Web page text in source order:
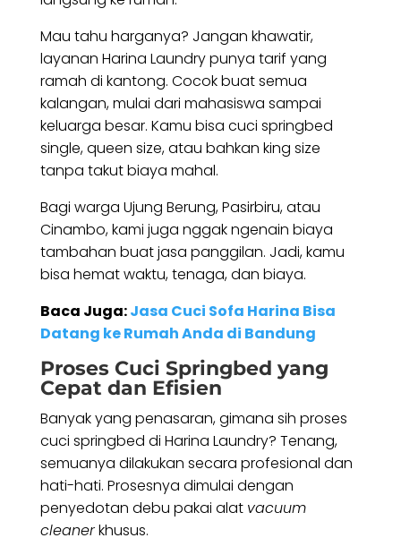
Mau tahu harganya? Jangan khawatir,
layanan Harina Laundry punya tarif yang
ramah di kantong. Cocok buat semua
kalangan, mulai dari mahasiswa sampai
keluarga besar. Kamu bisa cuci springbed
single, queen size, atau bahkan king size
tanpa takut biaya mahal.
Bagi warga Ujung Berung, Pasirbiru, atau
Cinambo, kami juga nggak ngenain biaya
tambahan buat jasa panggilan. Jadi, kamu
bisa hemat waktu, tenaga, dan biaya.
Baca Juga:Jasa Cuci Sofa Harina Bisa
Datang ke Rumah Anda di Bandung
Proses Cuci Springbed yang
Cepat dan Efisien
Banyak yang penasaran, gimana sih proses
cuci springbed di Harina Laundry? Tenang,
semuanya dilakukan secara profesional dan
hati-hati. Prosesnya dimulai dengan
penyedotan debu pakai alat vacuum
cleanerkhusus.